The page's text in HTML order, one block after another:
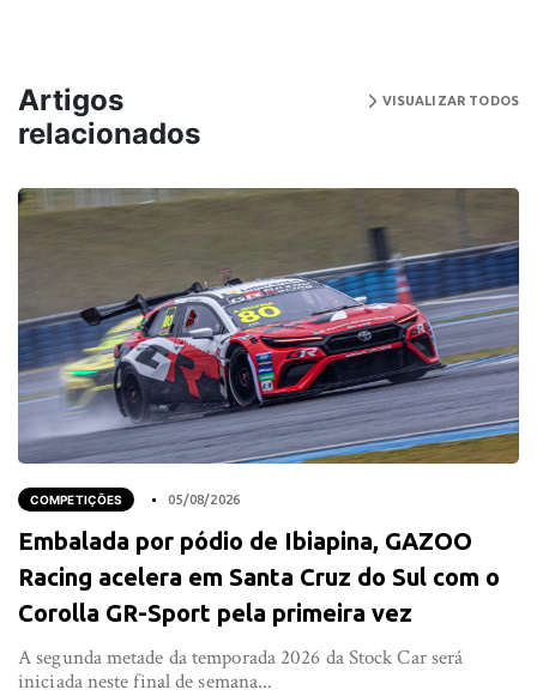
Artigos
relacionados
VISUALIZAR TODOS
COMPETIÇÕES 05/08/2026
Embalada por pódio de Ibiapina, GAZOO
Racing acelera em Santa Cruz do Sul com o
Corolla GR-Sport pela primeira vez
A segunda metade da temporada 2026 da Stock Car será
iniciada neste final de semana...